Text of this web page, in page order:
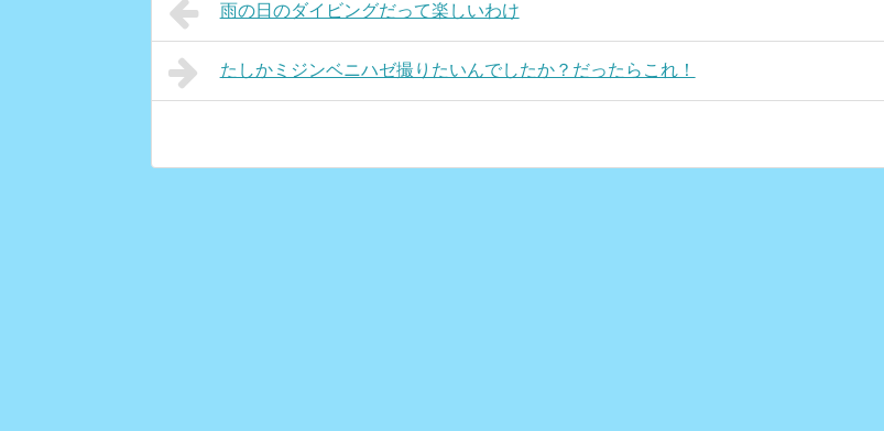
雨の日のダイビングだって楽しいわけ
たしかミジンベニハゼ撮りたいんでしたか？だったらこれ！